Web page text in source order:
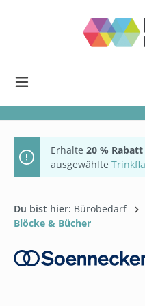
Erhalte 20 % Rabatt
ausgewählte
Du bist hier: Bürobedarf
Blöcke & Bücher